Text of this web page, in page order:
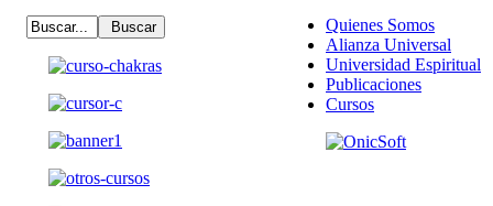
Quienes Somos
Alianza Universal
Universidad Espiritual
Publicaciones
Cursos